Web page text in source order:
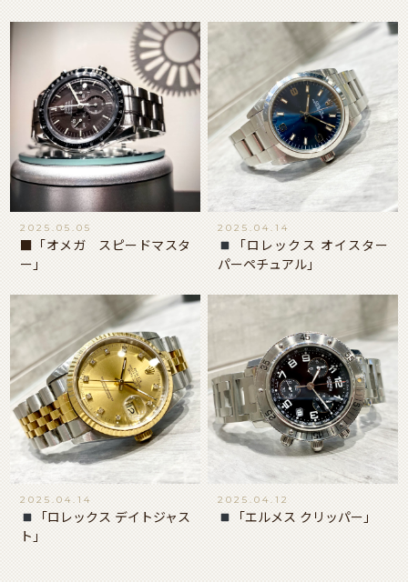
2025.05.05
■「オメガ スピードマスタ
ー」
2025.04.14
「ロレックス オイスター
パーペチュアル」
2025.04.14
「ロレックス デイトジャス
ト」
2025.04.12
「エルメス クリッパー」